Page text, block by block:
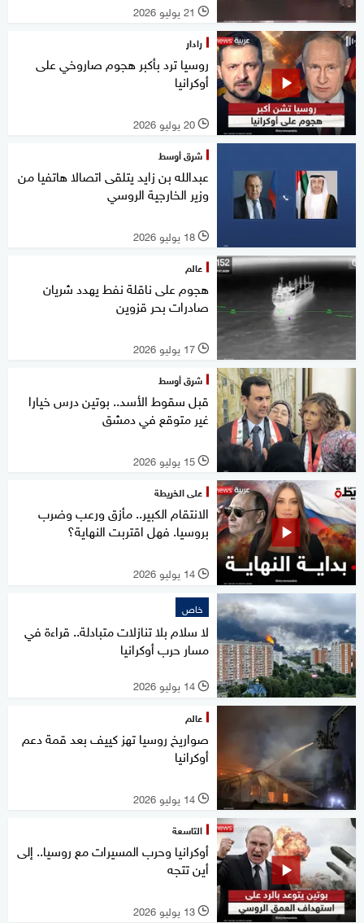
l 21 يوليو 2026
رادار
روسيا ترد بأكبر هجوم صاروخي على
أوكرانيا
l 20 يوليو 2026
شرق أوسط
عبدالله بن زايد يتلقى اتصالا هاتفيا من
وزير الخارجية الروسي
l 18 يوليو 2026
عالم
هجوم على ناقلة نفط يهدد شريان
صادرات بحر قزوين
l 17 يوليو 2026
شرق أوسط
قبل سقوط الأسد.. بوتين درس خيارا
غير متوقع في دمشق
l 15 يوليو 2026
على الخريطة
الانتقام الكبير.. مأزق ورعب وضرب
بروسيا. فهل اقتربت النهاية؟
l 14 يوليو 2026
خاص
لا سلام بلا تنازلات متبادلة.. قراءة في
مسار حرب أوكرانيا
l 14 يوليو 2026
عالم
صواريخ روسيا تهز كييف بعد قمة دعم
أوكرانيا
l 14 يوليو 2026
التاسعة
أوكرانيا وحرب المسيرات مع روسيا.. إلى
أين تتجه
l 13 يوليو 2026